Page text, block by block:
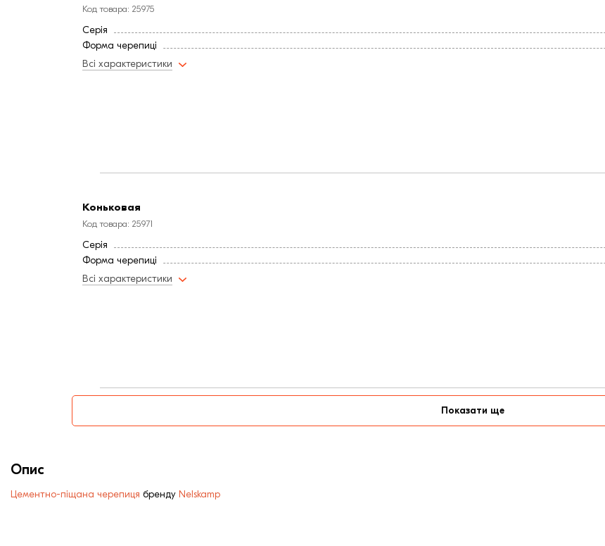
Код товара: 25975
Серія
Форма черепиці
Всі характеристики
Коньковая
Код товара: 25971
Серія
Форма черепиці
Всі характеристики
Показати ще
Опис
Цементно-піщана черепиця бренду Nelskamp